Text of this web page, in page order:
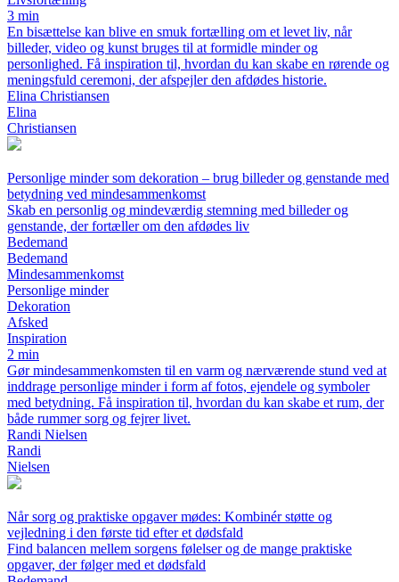
3 min
En bisættelse kan blive en smuk fortælling om et levet liv, når
billeder, video og kunst bruges til at formidle minder og
personlighed. Få inspiration til, hvordan du kan skabe en rørende og
meningsfuld ceremoni, der afspejler den afdødes historie.
Elina Christiansen
Elina
Christiansen
Personlige minder som dekoration – brug billeder og genstande med
betydning ved mindesammenkomst
Skab en personlig og mindeværdig stemning med billeder og
genstande, der fortæller om den afdødes liv
Bedemand
Bedemand
Mindesammenkomst
Personlige minder
Dekoration
Afsked
Inspiration
2 min
Gør mindesammenkomsten til en varm og nærværende stund ved at
inddrage personlige minder i form af fotos, ejendele og symboler
med betydning. Få inspiration til, hvordan du kan skabe et rum, der
både rummer sorg og fejrer livet.
Randi Nielsen
Randi
Nielsen
Når sorg og praktiske opgaver mødes: Kombinér støtte og
vejledning i den første tid efter et dødsfald
Find balancen mellem sorgens følelser og de mange praktiske
opgaver, der følger med et dødsfald